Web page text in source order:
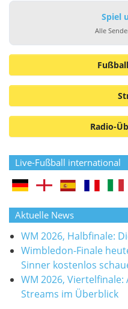
Spiel
Alle
Radio-
Live-Fußball international
Aktuelle News
WM 2026, Halbfinale:
Wimbledon-Finale
Sinner kostenlos
WM 2026, Viertelfinale:
Streams im Überblick